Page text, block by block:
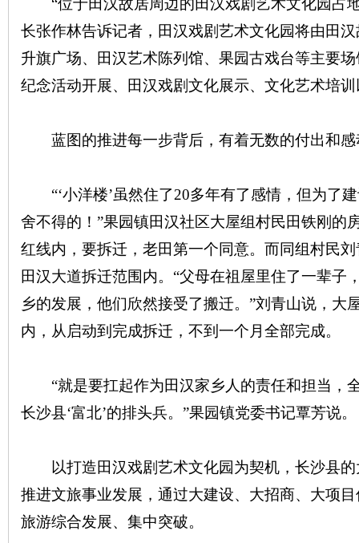
“位于田汉故居周边的田汉戏剧艺术文化园占
长张作林告诉记者，田汉戏剧艺术文化园将由田
升旗广场、田汉艺术陈列馆、果园古戏台等主要
纪念活动开展、田汉戏剧文化展示、文化艺术培
蓝图的推进每一步背后，有着无数的付出和感
“‘小洋楼’虽然住了20多年有了感情，但为了
舍不得的！”果园镇田汉社区大屋组村民田铁刚的
红线内，要拆迁，老田第一个同意。而同组村民
田汉大道拆迁范围内。“父母在祖屋里住了一辈子
乡的发展，他们欣然接受了搬迁。”刘青山说，大
内，从启动到完成拆迁，不到一个月全部完成。
“就是要扛起作为田汉家乡人的责任和担当，
长沙县‘富北’的排头兵。”果园镇党委书记覃芳说。
以打造田汉戏剧艺术文化园为契机，长沙县的
推进文旅事业发展，通过大建设、大招商、大项
旅游综合发展、集中突破。